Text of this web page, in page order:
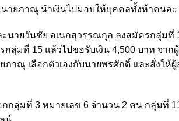
ายภาณุ นำเงินไปมอบให้บุคคลทั้งห้าคนละ
นายวันชัย อเนกสุวรรณกุล ลงสมัครกลุ่มที่
มที่ 15 แล้วไปขอรับเงิน 4,500 บาท จาก
าณุ เลือกตัวเองกับนายพรศักดิ์ และสั่งให้ผู้
กลุ่มที่ 3 หมายเลข 6 จำนวน 2 คน กลุ่มที่